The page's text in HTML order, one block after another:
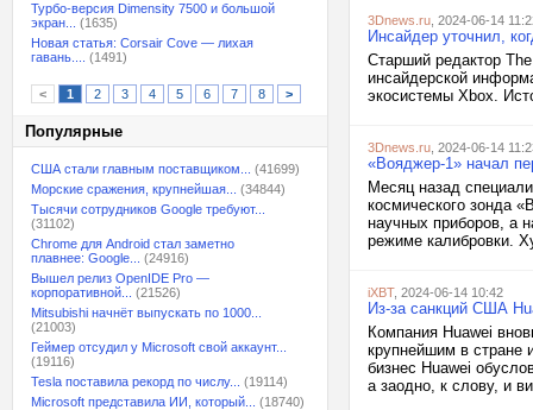
Турбо-версия Dimensity 7500 и большой
экран...
(1635)
Новая статья: Corsair Cove — лихая
гавань....
(1491)
< 1 2 3 4 5 6 7 8 >
Популярные
США стали главным поставщиком...
(41699)
Морские сражения, крупнейшая...
(34844)
Тысячи сотрудников Google требуют...
(31102)
Chrome для Android стал заметно
плавнее: Google...
(24916)
Вышел релиз OpenIDE Pro —
корпоративной...
(21526)
Mitsubishi начнёт выпускать по 1000...
(21003)
Геймер отсудил у Microsoft свой аккаунт...
(19116)
Tesla поставила рекорд по числу...
(19114)
Microsoft представила ИИ, который...
(18740)
3Dnews.ru , 2024-06-14
Инсайдер уточнил,
Старший редактор
инсайдерской
экосистемы Xbox.
3Dnews.ru , 2024-06-14
«Вояджер-1» начал
Месяц назад
космического зонда
научных приборов, а
режиме калибровки.
iXBT, 2024-06-14 10:42
Из-за санкций США
Компания Huawei
крупнейшим в стране
бизнес Huawei
а заодно, к слову, и